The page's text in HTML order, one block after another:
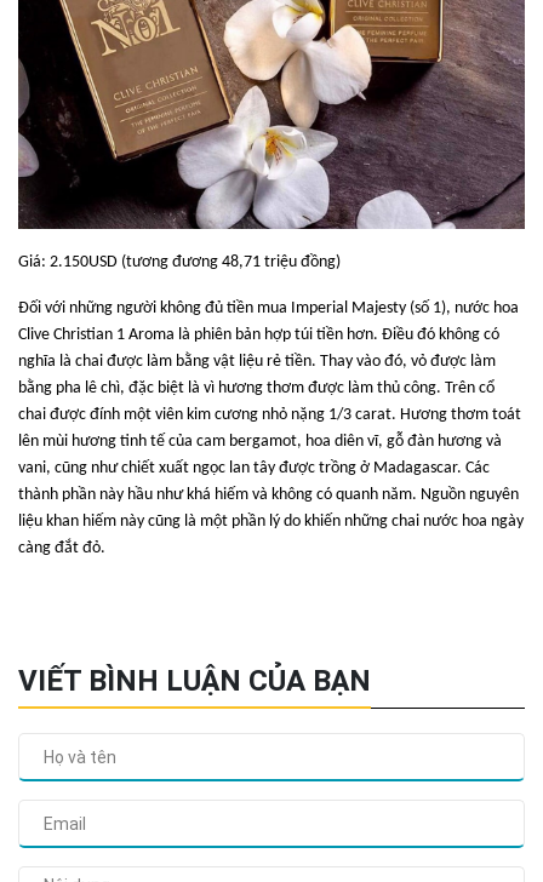
Giá: 2.150USD (tương đương 48,71 triệu đồng)
Đối với những người không đủ tiền mua Imperial Majesty (số 1), nước hoa
Clive Christian 1 Aroma là phiên bản hợp túi tiền hơn. Điều đó không có
nghĩa là chai được làm bằng vật liệu rẻ tiền. Thay vào đó, vỏ được làm
bằng pha lê chì, đặc biệt là vì hương thơm được làm thủ công. Trên cổ
chai được đính một viên kim cương nhỏ nặng 1/3 carat. Hương thơm toát
lên mùi hương tinh tế của cam bergamot, hoa diên vĩ, gỗ đàn hương và
vani, cũng như chiết xuất ngọc lan tây được trồng ở Madagascar. Các
thành phần này hầu như khá hiếm và không có quanh năm. Nguồn nguyên
liệu khan hiếm này cũng là một phần lý do khiến những chai nước hoa ngày
càng đắt đỏ.
VIẾT BÌNH LUẬN CỦA BẠN